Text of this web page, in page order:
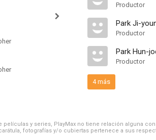
Productor
Park Ji-
Productor
Park Hun-
Productor
4 más
y series, PlayMax no tiene relación alguna
fotografías y/o cubiertas pertenece a sus